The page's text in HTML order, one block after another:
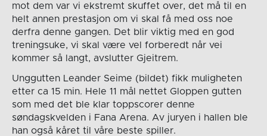
mot dem var vi ekstremt skuffet over, det må til en
helt annen prestasjon om vi skal få med oss noe
derfra denne gangen. Det blir viktig med en god
treningsuke, vi skal være vel forberedt når vei
kommer så langt, avslutter Gjeitrem.
Unggutten Leander Seime (bildet) fikk muligheten
etter ca 15 min. Hele 11 mål nettet Gloppen gutten
som med det ble klar toppscorer denne
søndagskvelden i Fana Arena. Av juryen i hallen ble
han også kåret til våre beste spiller.